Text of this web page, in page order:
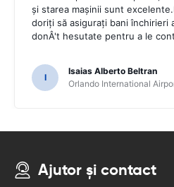
și starea mașinii sunt
doriți să asigurați bani închirieri
donÂ't hesutate pentru a le
I
Isaias Alberto Beltran
Orlando International
Ajutor și contact